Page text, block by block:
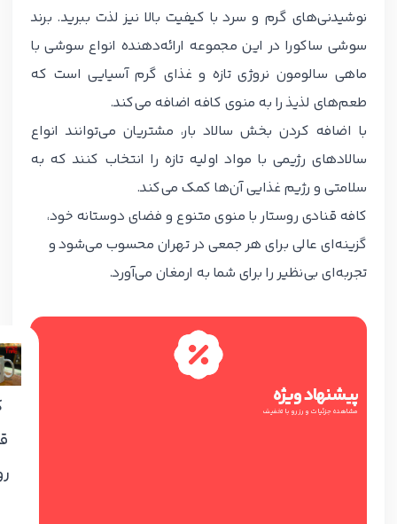
نوشیدنی‌های گرم و سرد با کیفیت بالا نیز لذت ببرید. برند
سوشی ساکورا در این مجموعه ارائه‌دهنده انواع سوشی با
ماهی سالومون نروژی تازه و غذای گرم آسیایی است که
طعم‌های لذیذ را به منوی کافه اضافه می‌کند.
با اضافه کردن بخش سالاد بار، مشتریان می‌توانند انواع
سالادهای رژیمی با مواد اولیه تازه را انتخاب کنند که به
سلامتی و رژیم غذایی آن‌ها کمک می‌کند.
کافه قنادی روستار با منوی متنوع و فضای دوستانه خود،
گزینه‌ای عالی برای هر جمعی در تهران محسوب می‌شود و
تجربه‌ای بی‌نظیر را برای شما به ارمغان می‌آورد.
پیشنهاد ویژه
مشاهده جزئیات و رزرو با تخفیف